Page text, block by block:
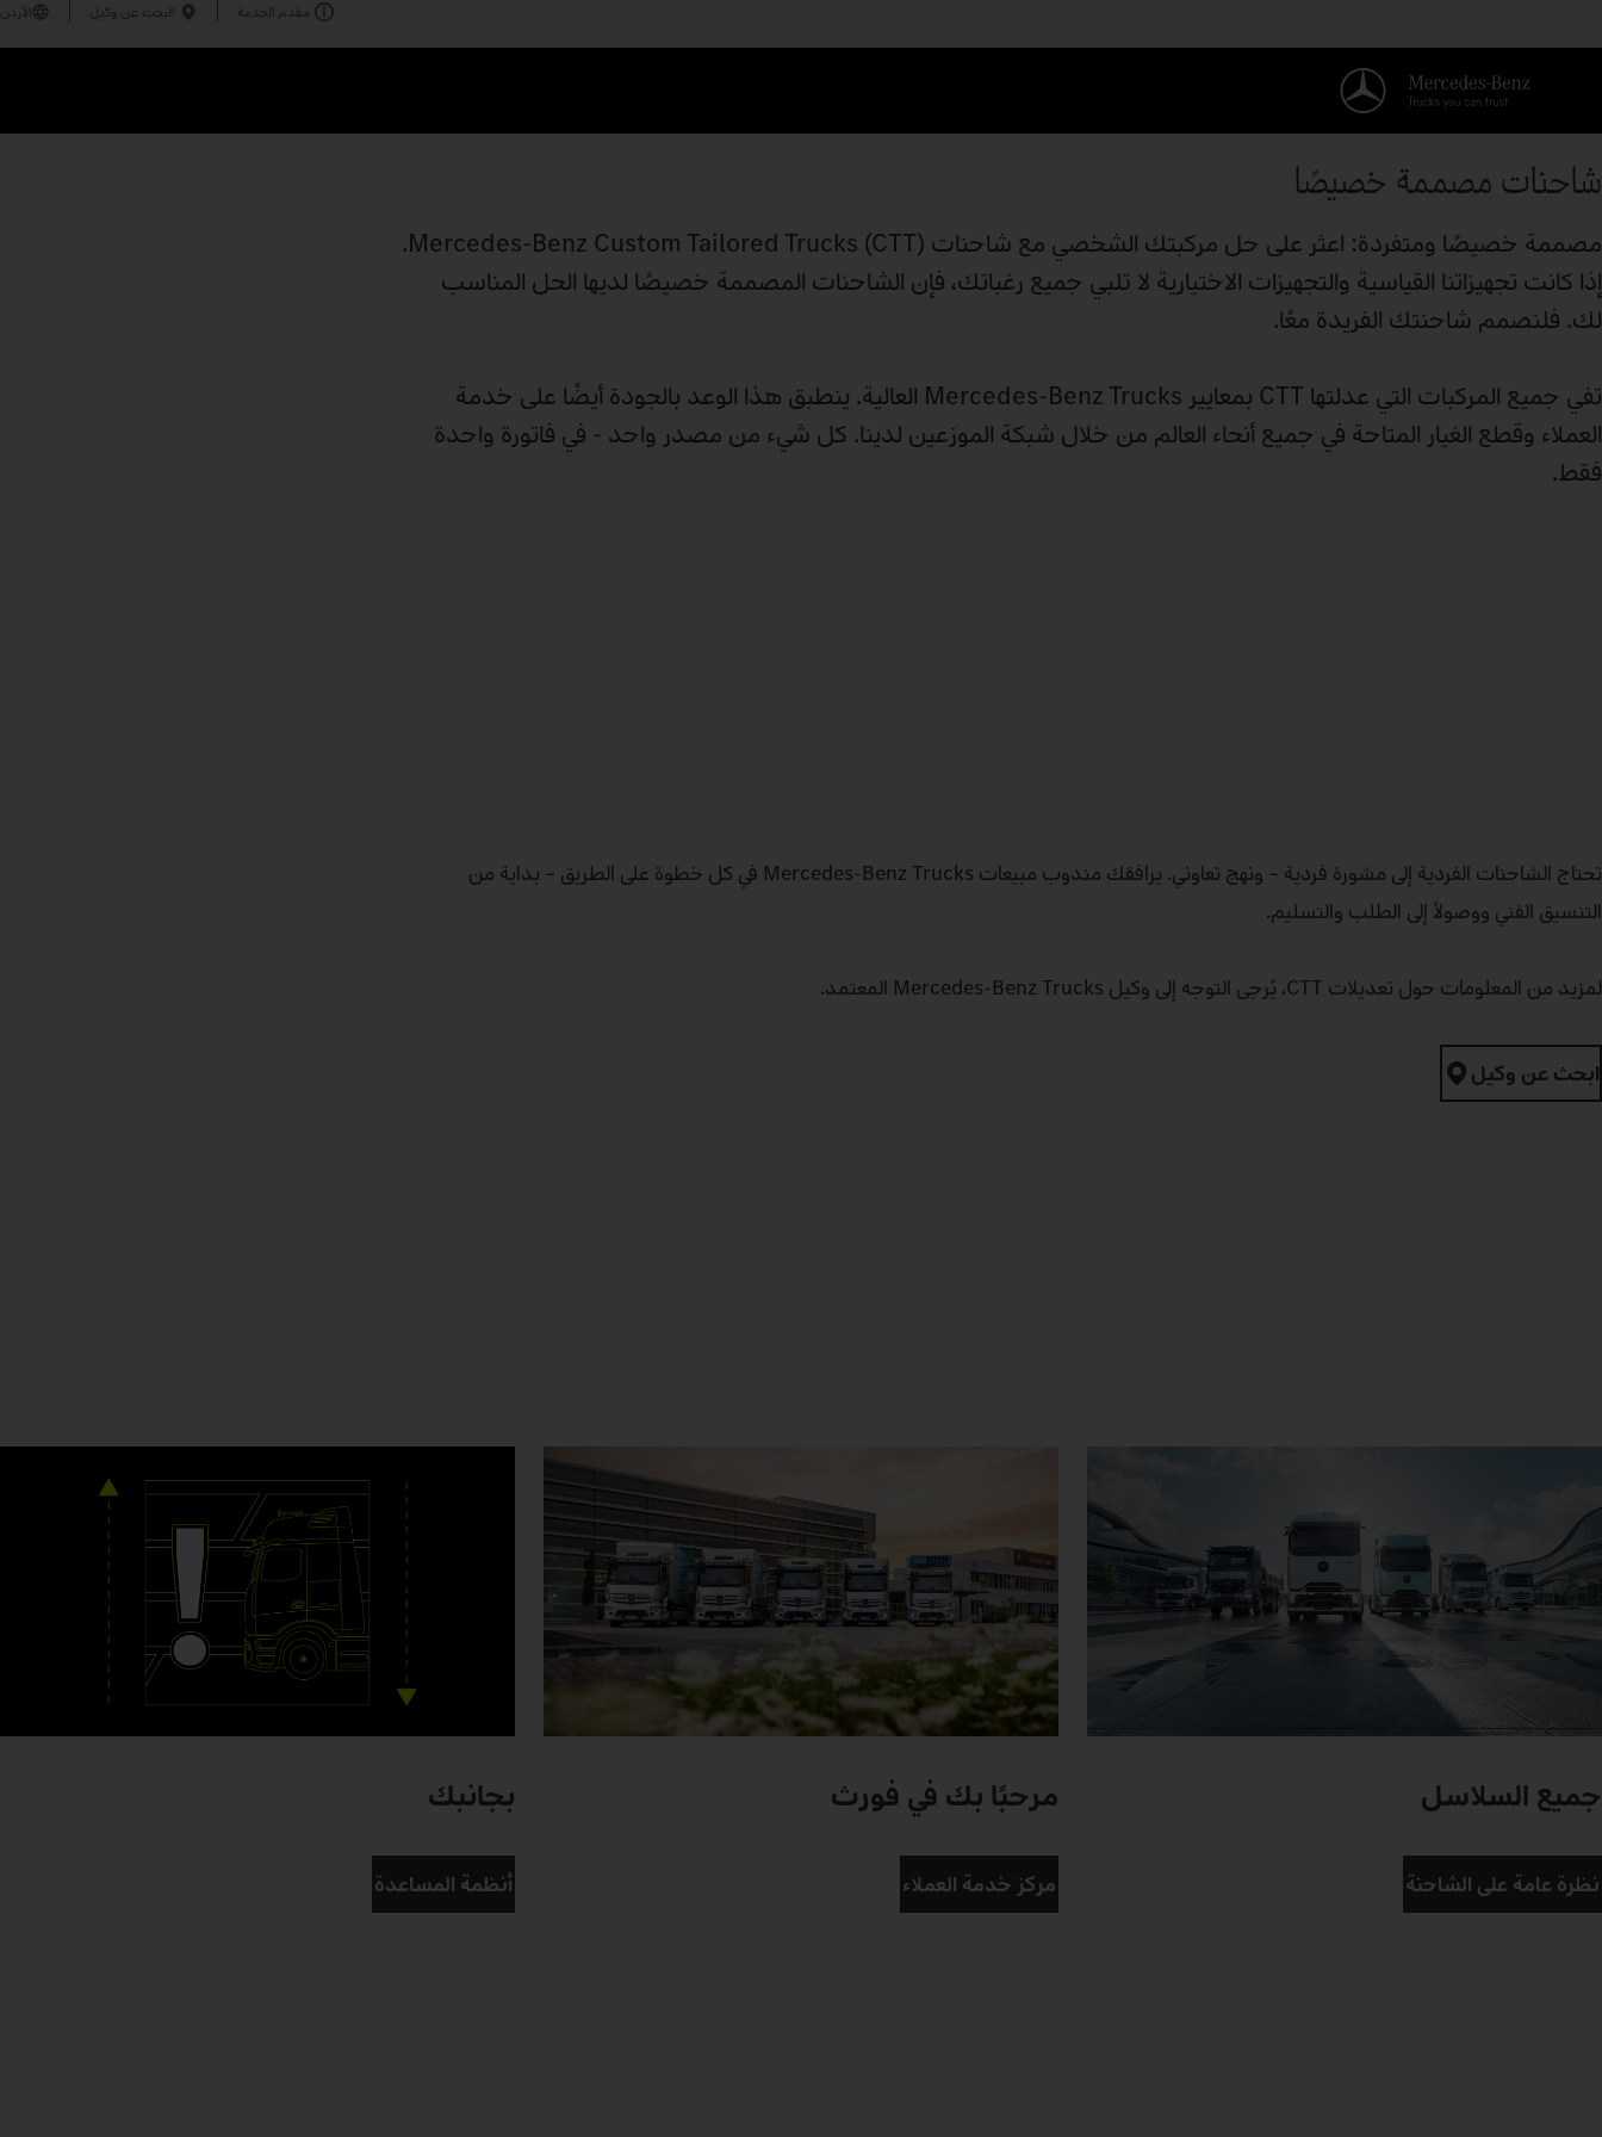
مقدم الخدمة البحث عن وكيل الأردن
شاحنات مصممة خصيصًا
مصممة خصيصًا ومتفردة: اعثر على حل مركبتك الشخصي مع شاحنات Mercedes‑Benz Custom Tailored Trucks (CTT).
إذا كانت تجهيزاتنا القياسية والتجهيزات الاختيارية لا تلبي جميع رغباتك، فإن الشاحنات المصممة خصيصًا لديها الحل المناسب
لك. فلنصمم شاحنتك الفريدة معًا.
تفي جميع المركبات التي عدلتها CTT بمعايير Mercedes‑Benz Trucks العالية. ينطبق هذا الوعد بالجودة أيضًا على خدمة
العملاء وقطع الغيار المتاحة في جميع أنحاء العالم من خلال شبكة الموزعين لدينا. كل شيء من مصدر واحد - في فاتورة واحدة
فقط.
تحتاج الشاحنات الفردية إلى مشورة فردية – ونهج تعاوني. يرافقك مندوب مبيعات Mercedes‑Benz Trucks في كل خطوة على الطريق – بداية من
التنسيق الفني ووصولاً إلى الطلب والتسليم.
لمزيد من المعلومات حول تعديلات CTT، يُرجى التوجه إلى وكيل Mercedes‑Benz Trucks المعتمد.
ابحث عن وكيل
جميع السلاسل
نظرة عامة على الشاحنة
مرحبًا بك في فورث
مركز خدمة العملاء
بجانبك
أنظمة المساعدة